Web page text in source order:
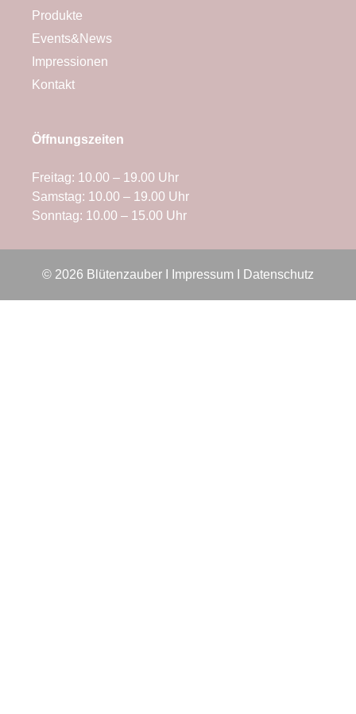
Produkte
Events&News
Impressionen
Kontakt
Öffnungszeiten
Freitag: 10.00 – 19.00 Uhr
Samstag: 10.00 – 19.00 Uhr
Sonntag: 10.00 – 15.00 Uhr
© 2026 Blütenzauber I Impressum Datenschutz